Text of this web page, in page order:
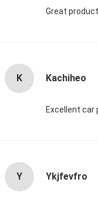
Great
K Kachiheo
Excellent car
Y Ykjfevfro